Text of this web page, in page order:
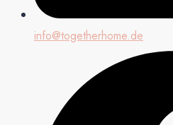
info@togetherhome.de